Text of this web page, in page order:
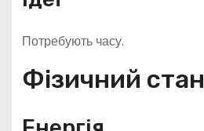
Потребують часу.
Фізичний стан